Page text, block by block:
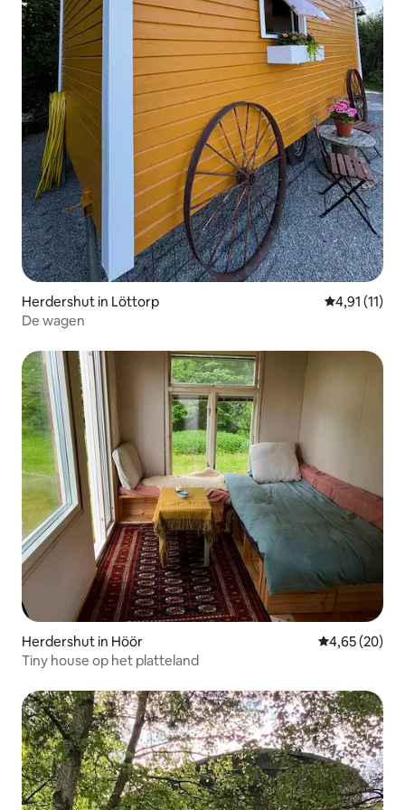
Herdershut in Löttorp Gemiddelde
4,91 (11)
De wagen
Herdershut in Höör Gemiddelde
4,65 (20)
Tiny house op het platteland